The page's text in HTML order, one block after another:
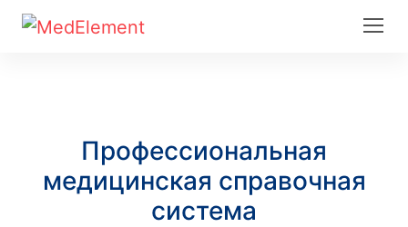
Профессиональная
медицинская справочная
система